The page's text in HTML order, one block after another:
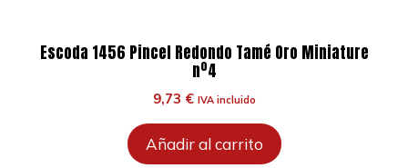
Escoda 1456 Pincel Redondo Tamé Oro Miniature
nº4
9,73 € IVA incluido
Añadir al carrito